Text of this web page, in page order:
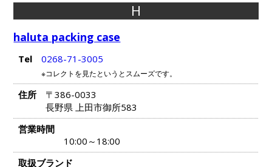
H
haluta packing case
Tel 0268-71-3005
※コレクトを見たというとスムーズです。
住所
〒386-0033
長野県 上田市御所583
営業時間
10:00～18:00
取扱ブランド